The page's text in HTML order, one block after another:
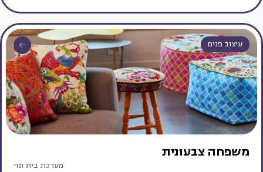
עיצוב פנים
משפחה צבעונית
מערכת בית ונוי